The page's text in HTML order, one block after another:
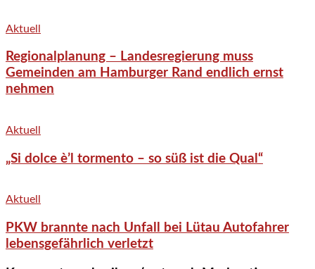
Aktuell
Regionalplanung – Landesregierung muss
Gemeinden am Hamburger Rand endlich ernst
nehmen
Aktuell
„Si dolce è’l tormento – so süß ist die Qual“
Aktuell
PKW brannte nach Unfall bei Lütau Autofahrer
lebensgefährlich verletzt